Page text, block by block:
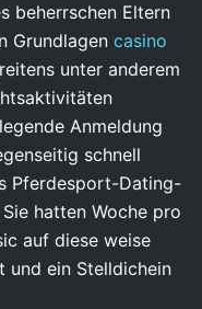
beherrschen Eltern
Grundlagen casino
unter anderem
Anmeldung
schnell
Pferdesport-Dating-
hatten Woche pro
auf diese weise
und ein Stelldichein